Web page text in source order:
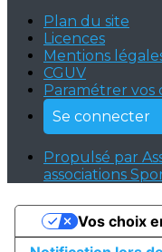
Plan du site
Licences
Mentions
CGUV
Paramétrer vos
Se connecter
Propulsé par
associations
Vos choix